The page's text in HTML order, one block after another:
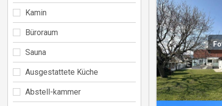
Kamin
Büroraum
Sauna
Ausgestattete Küche
Abstell-kammer